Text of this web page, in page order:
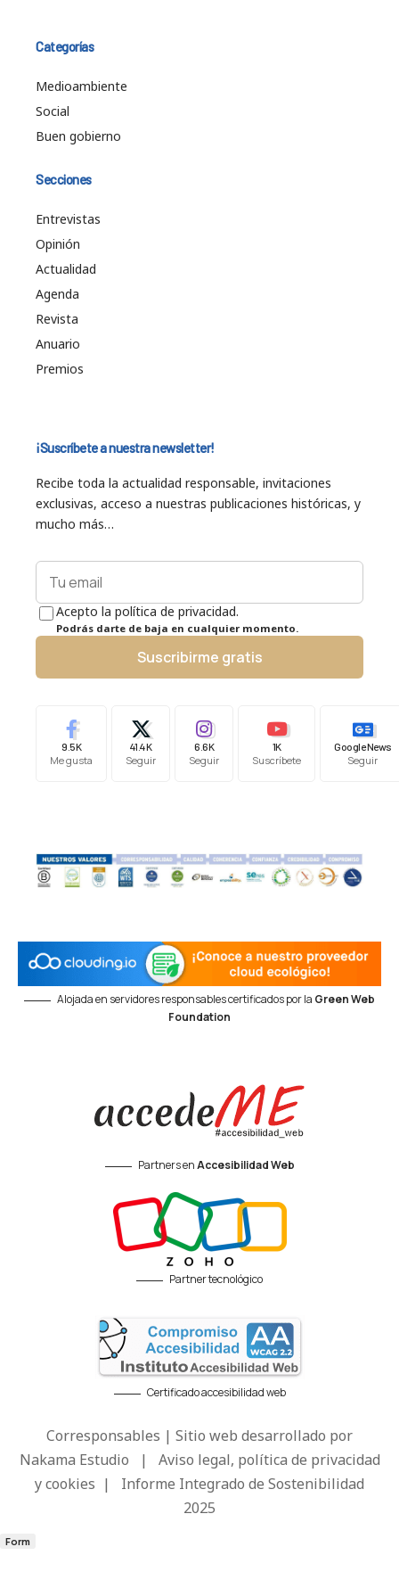
Categorías
Medioambiente
Social
Buen gobierno
Secciones
Entrevistas
Opinión
Actualidad
Agenda
Revista
Anuario
Premios
¡Suscríbete a nuestra newsletter!
Recibe toda la actualidad responsable, invitaciones
exclusivas, acceso a nuestras publicaciones históricas, y
mucho más…
Acepto la política de privacidad.
Podrás darte de baja en cualquier momento.
Suscribirme gratis
9.5K
Me gusta
41.4K
Seguir
6.6K
Seguir
1K
Suscríbete
Google News
Seguir
Alojada en servidores responsables certificados por la Green Web
Foundation
Partners enAccesibilidad Web
Partner tecnológico
Certificado accesibilidad web
Corresponsables | Sitio web desarrollado por
Nakama Estudio | Aviso legal, política de privacidad
y cookies | Informe Integrado de Sostenibilidad
2025
Form